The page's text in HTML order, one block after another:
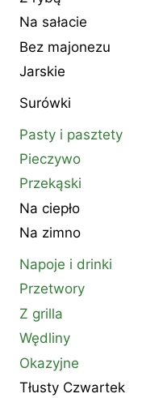
Na sałacie
Bez majonezu
Jarskie
Surówki
Pasty i pasztety
Pieczywo
Przekąski
Na ciepło
Na zimno
Napoje i drinki
Przetwory
Z grilla
Wędliny
Okazyjne
Tłusty Czwartek